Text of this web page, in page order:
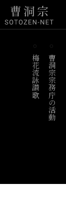
梅花流詠讃歌 曹洞宗宗務庁の活動